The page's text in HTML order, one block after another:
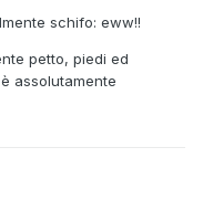
schifo: eww!!
petto, piedi ed
assolutamente